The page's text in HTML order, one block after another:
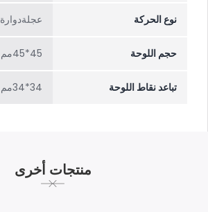
نوع الحركة عجلةدوارة
حجم اللوحة 45*45مم
تباعد نقاط اللوحة 34*34مم
منتجات أخرى